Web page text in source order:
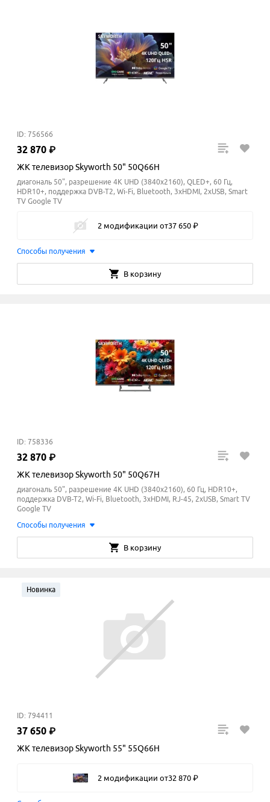
ID: 756566
32 870 ₽
ЖК телевизор Skyworth 50" 50Q66H
диагональ 50", разрешение 4K UHD (3840x2160), QLED+, 60 Гц,
HDR10+, поддержка DVB-T2, Wi-Fi, Bluetooth, 3xHDMI, 2xUSB, Smart
TV Google TV
2 модификации от37 650 ₽
Способы получения
В корзину
ID: 758336
32 870 ₽
ЖК телевизор Skyworth 50" 50Q67H
диагональ 50", разрешение 4K UHD (3840x2160), 60 Гц, HDR10+,
поддержка DVB-T2, Wi-Fi, Bluetooth, 3xHDMI, RJ-45, 2xUSB, Smart TV
Google TV
Способы получения
В корзину
Новинка
ID: 794411
37 650 ₽
ЖК телевизор Skyworth 55" 55Q66H
2 модификации от32 870 ₽